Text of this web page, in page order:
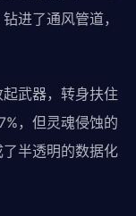
进了通风管道，
武器，转身扶住
，但灵魂侵蚀的
半透明的数据化